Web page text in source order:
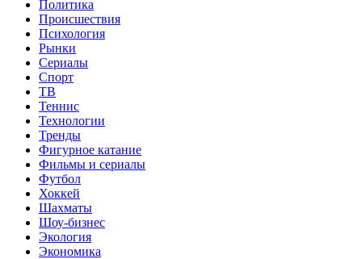
Политика
Происшествия
Психология
Рынки
Сериалы
Спорт
ТВ
Теннис
Технологии
Тренды
Фигурное катание
Фильмы и сериалы
Футбол
Хоккей
Шахматы
Шоу-бизнес
Экология
Экономика